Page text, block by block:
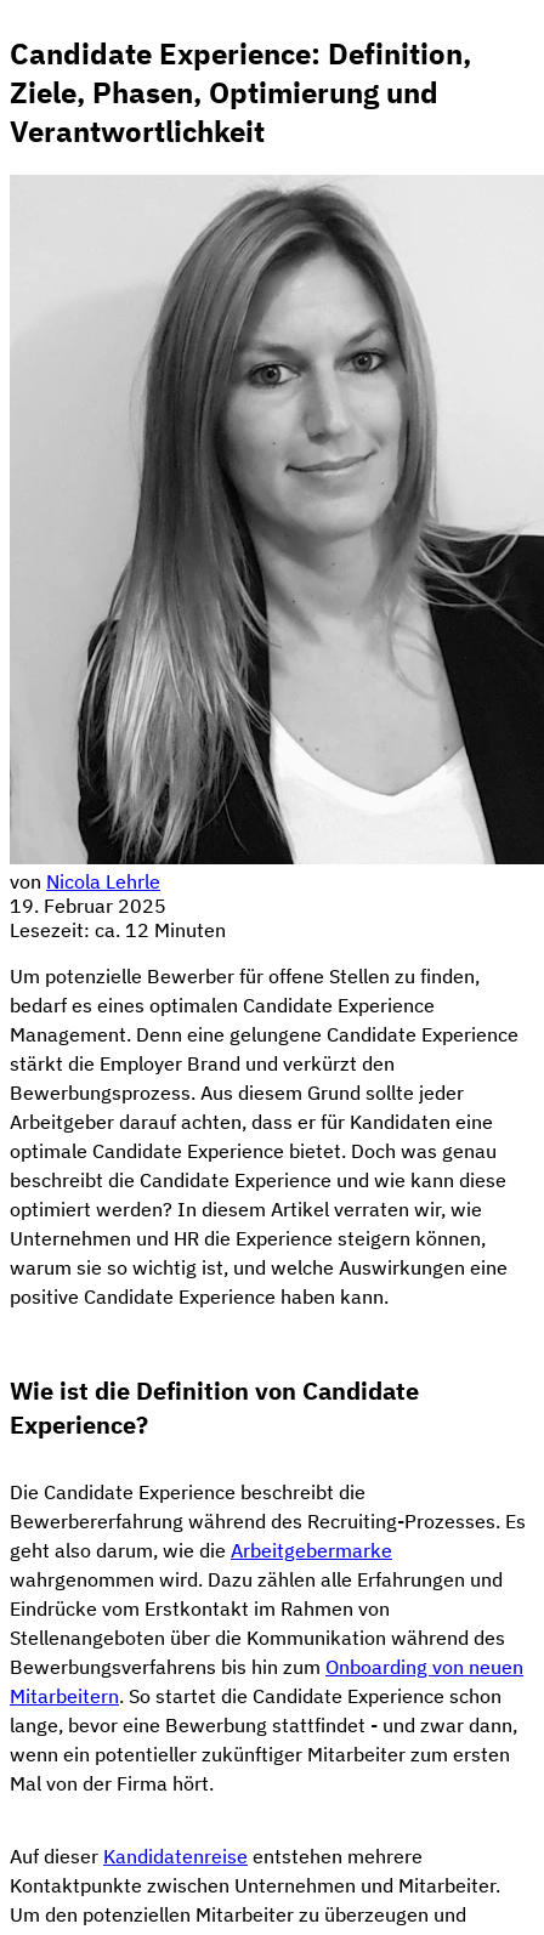
Candidate Experience: Definition,
Ziele, Phasen, Optimierung und
Verantwortlichkeit
von Nicola Lehrle
19. Februar 2025
Lesezeit: ca. 12 Minuten
Um potenzielle Bewerber für offene Stellen zu finden,
bedarf es eines optimalen Candidate Experience
Management. Denn eine gelungene Candidate Experience
stärkt die Employer Brand und verkürzt den
Bewerbungsprozess. Aus diesem Grund sollte jeder
Arbeitgeber darauf achten, dass er für Kandidaten eine
optimale Candidate Experience bietet. Doch was genau
beschreibt die Candidate Experience und wie kann diese
optimiert werden? In diesem Artikel verraten wir, wie
Unternehmen und HR die Experience steigern können,
warum sie so wichtig ist, und welche Auswirkungen eine
positive Candidate Experience haben kann.
Wie ist die Definition von Candidate
Experience?
Die Candidate Experience beschreibt die
Bewerbererfahrung während des Recruiting-Prozesses. Es
geht also darum, wie die Arbeitgebermarke
wahrgenommen wird. Dazu zählen alle Erfahrungen und
Eindrücke vom Erstkontakt im Rahmen von
Stellenangeboten über die Kommunikation während des
Bewerbungsverfahrens bis hin zum Onboarding von neuen
Mitarbeitern. So startet die Candidate Experience schon
lange, bevor eine Bewerbung stattfindet - und zwar dann,
wenn ein potentieller zukünftiger Mitarbeiter zum ersten
Mal von der Firma hört.
Auf dieser Kandidatenreise entstehen mehrere
Kontaktpunkte zwischen Unternehmen und Mitarbeiter.
Um den potenziellen Mitarbeiter zu überzeugen und